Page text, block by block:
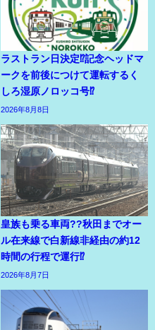
ラストラン日決定⁉記念ヘッドマ
ークを前後につけて運転するく
しろ湿原ノロッコ号⁉
2026年8月8日
皇族も乗る車両??秋田までオー
ル在来線で白新線非経由の約12
時間の行程で運行⁉
2026年8月7日